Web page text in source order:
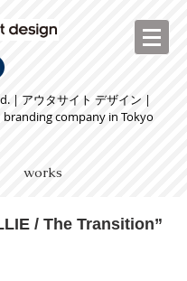
| アウタサイト デザイン |
company in Tokyo
works
/ The Transition”